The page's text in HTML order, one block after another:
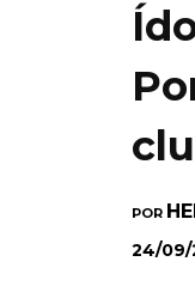
POR
24/09/